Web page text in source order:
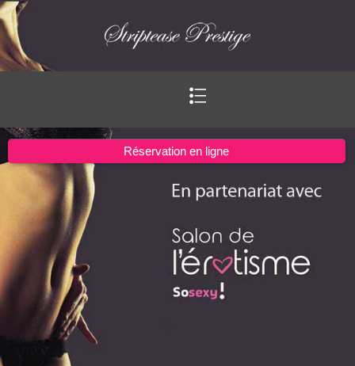
Réservation en ligne